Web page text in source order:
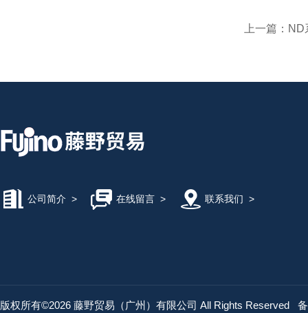
上一篇： ND
公司简介 > 在线留言> 联系我们 >
版权所有©2026 藤野贸易（广州）有限公司 All Rights Reserved